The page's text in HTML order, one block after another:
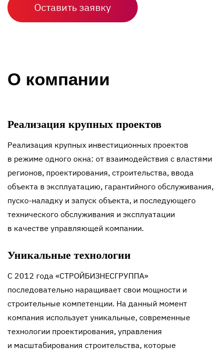
Оставить заявку
О компании
Реализация крупных проектов
Реализация крупных инвестиционных проектов
в режиме одного окна: от взаимодействия с властями
регионов, проектирования, строительства, ввода
объекта в эксплуатацию, гарантийного обслуживания,
пуско-наладку и запуск объекта, и последующего
технического обслуживания и эксплуатации
в качестве управляющей компании.
Уникальные технологии
С 2012 года «СТРОЙБИЗНЕСГРУППА»
последовательно наращивает свои мощности и
строительные компетенции. На данный момент
компания использует уникальные, современные
технологии проектирования, управления
и масштабирования строительства, которые